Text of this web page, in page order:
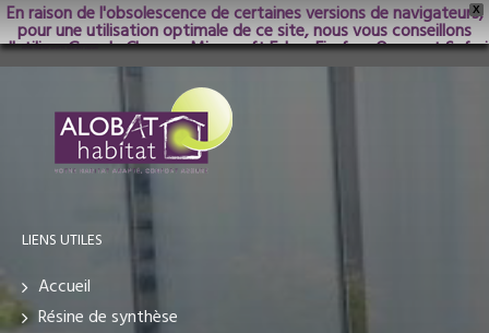
X
En raison de l'obsolescence de certaines versions de navigateurs,
pour une utilisation optimale de ce site, nous vous conseillons
d'utiliser Google Chrome; Microsoft Edge, Firefox, Opera et Safari
dans les versions les plus récentes.
LIENS UTILES
Accueil
Résine de synthèse